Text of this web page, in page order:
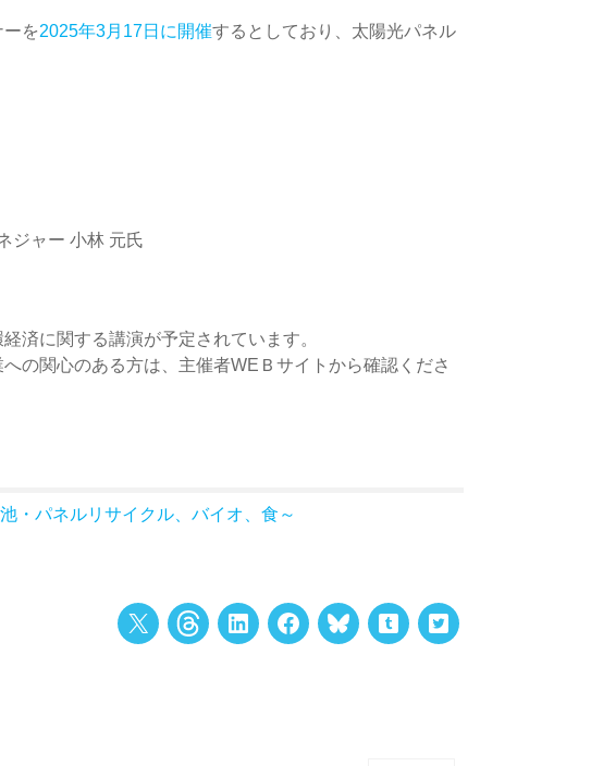
を2025年3月17日に開催するとしており、太陽光パネル
ジャー 小林 元氏
済に関する講演が予定されています。
の関心のある方は、主催者WEＢサイトから確認くださ
・パネルリサイクル、バイオ、食～